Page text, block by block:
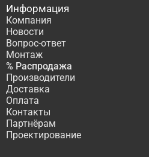
Информация
Компания
Новости
Вопрос-ответ
Монтаж
% Распродажа
Производители
Доставка
Оплата
Контакты
Партнёрам
Проектирование